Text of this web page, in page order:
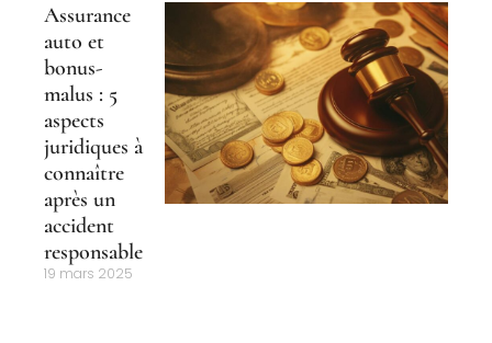
Assurance
auto et
bonus-
malus : 5
aspects
juridiques à
connaître
après un
accident
responsable
19 mars 2025